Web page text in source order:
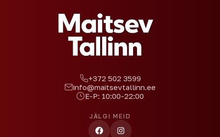
+372 502 3599
info@maitsevtallinn.ee
E-P: 10:00-22:00
JÄLGI MEID